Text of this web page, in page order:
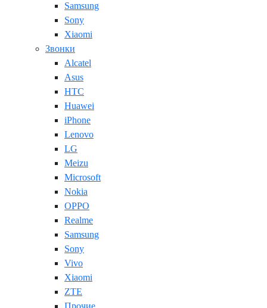
Samsung
Sony
Xiaomi
Звонки
Alcatel
Asus
HTC
Huawei
iPhone
Lenovo
LG
Meizu
Microsoft
Nokia
OPPO
Realme
Samsung
Sony
Vivo
Xiaomi
ZTE